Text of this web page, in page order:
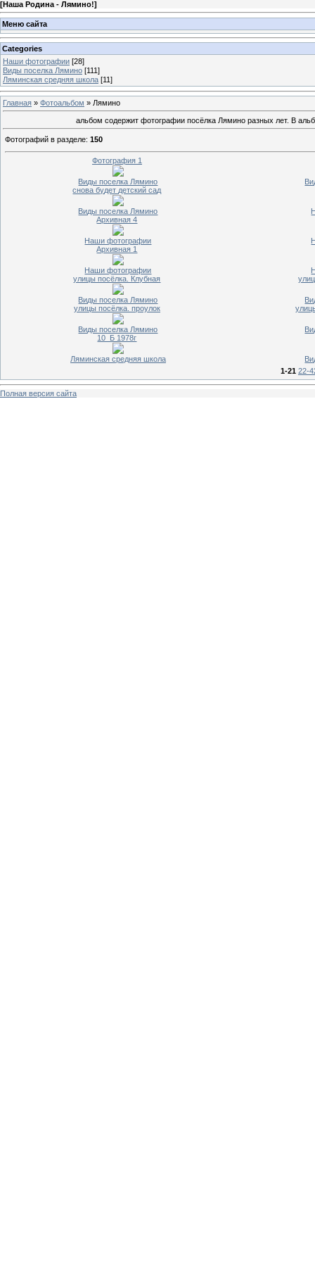
[Наша Родина - Лямино!]
Меню сайта
Categories
Наши фотографии [28]
Виды поселка Лямино [111]
Ляминская средняя школа [11]
Главная » Фотоальбом » Лямино
альбом содержит фотографии посёлка Лямино разных лет. В
Фотографий в разделе: 150
Фотография 1
Виды поселка Лямино
снова будет детский сад
Виды поселка Лямино
Архивная 4
Наши фотографии
Архивная 1
Наши фотографии
улицы посёлка. Клубная
Виды поселка Лямино
улицы посёлка. проулок
Виды поселка Лямино
10_Б 1978г
Ляминская средняя школа
1-21 22-
Полная версия сайта